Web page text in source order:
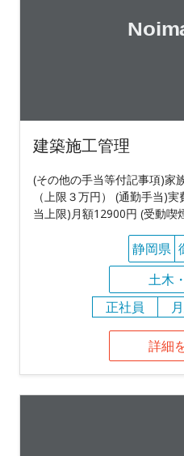
建築施工管理
(その他の手当等付記事項)家
（上限３万円） (通勤手当)
当上限)月額12900円 (受動喫
静岡県
土木
正社員
詳細